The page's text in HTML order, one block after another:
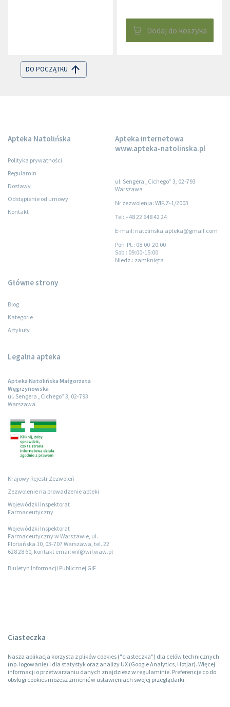
Dodaj do koszyka
DO POCZĄTKU
Apteka Natolińska
Polityka prywatności
Regulamin
Dostawy
Odstąpienie od umowy
Kontakt
Apteka internetowa
www.apteka-natolinska.pl
ul. Sengera „Cichego” 3, 02-793
Warszawa
Nr zezwolenia: WIF.Z-1/2003
Tel: +48 22 648 42 24
E-mail: natolinska.apteka@gmail.com
Pon-Pt.: 08:00-20:00
Sob.: 09:00-15:00
Niedz.: zamknięta
Główne strony
Blog
Kategorie
Artykuły
Legalna apteka
Apteka Natolińska Małgorzata
Węgrzynowska
ul. Sengera „Cichego” 3, 02-793
Warszawa
Krajowy Rejestr Zezwoleń
Zezwolenie na prowadzenie apteki
Wojewódzki Inspektorat
Farmaceutyczny
Wojewódzki Inspektorat
Farmaceutyczny w Warszawie, ul.
Floriańska 10, 03-707 Warszawa, tel. 22
628 28 60, kontakt email wif@wif.waw.pl
Biuletyn Informacji Publicznej GIF
Ciasteczka
Nasza aplikacja korzysta z plików cookies ("ciasteczka") dla celów technicznych
(np. logowanie) i dla statystyk oraz analizy UX (Google Analytics, Hotjar). Więcej
informacji o przetwarzaniu danych znajdziesz w regulaminie. Preferencje co do
obsługi cookies możesz zmienić w ustawieniach swojej przeglądarki.